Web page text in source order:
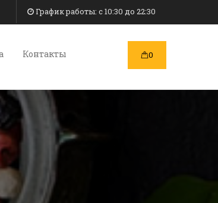
График работы: c 10:30 до 22:30
Контакты 0